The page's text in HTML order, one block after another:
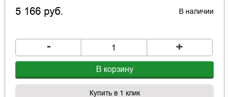
5 166 руб. В наличии
- +
В корзину
Купить в 1 клик